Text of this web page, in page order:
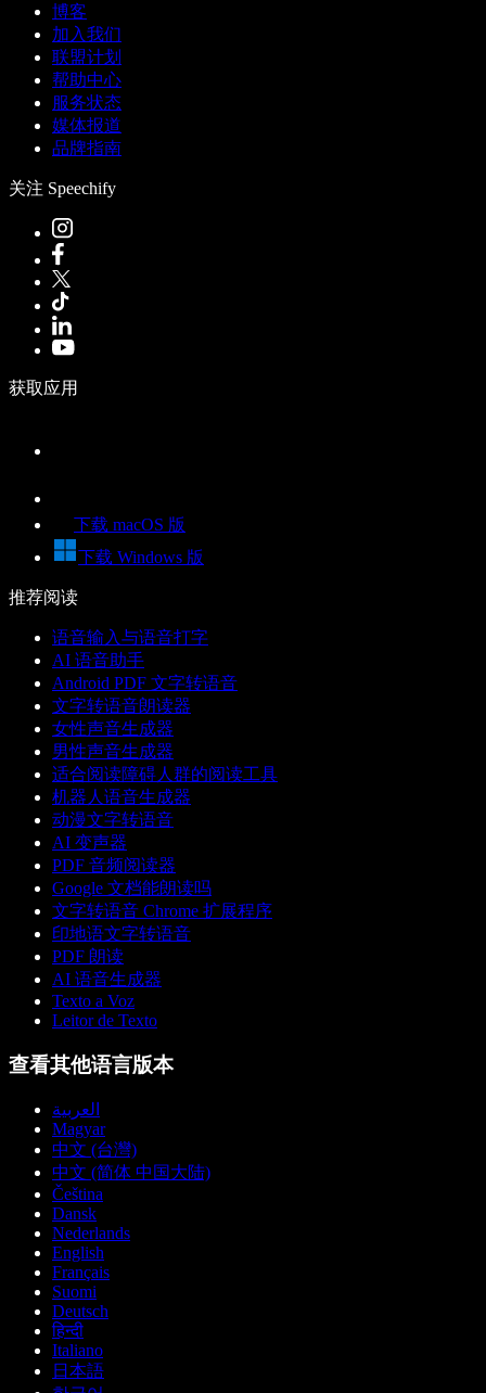
博客
加入我们
联盟计划
帮助中心
服务状态
媒体报道
品牌指南
关注 Speechify
获取应用
下载 macOS 版
下载 Windows 版
推荐阅读
语音输入与语音打字
AI 语音助手
Android PDF 文字转语音
文字转语音朗读器
女性声音生成器
男性声音生成器
适合阅读障碍人群的阅读工具
机器人语音生成器
动漫文字转语音
AI 变声器
PDF 音频阅读器
Google 文档能朗读吗
文字转语音 Chrome 扩展程序
印地语文字转语音
PDF 朗读
AI 语音生成器
Texto a Voz
Leitor de Texto
查看其他语言版本
العربية
Magyar
中文 (台灣)
中文 (简体 中国大陆)
Čeština
Dansk
Nederlands
English
Français
Suomi
Deutsch
हिन्दी
Italiano
日本語